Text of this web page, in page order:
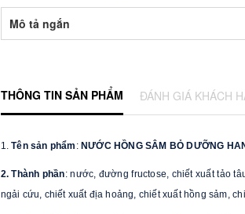
Mô tả ngắn
THÔNG TIN SẢN PHẨM ĐÁNH GIÁ KHÁCH
1.Tên sản phẩm : NƯỚC HỒNG SÂM BỎ DƯỠNG
2. Thành phần: nước, đường fructose, chiết xuất tảo
ngải cứu, chiết xuất địa hoảng, chiết xuất hồng sảm,